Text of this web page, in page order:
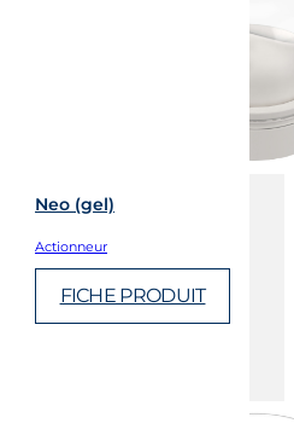
Neo (gel)
Actionneur
FICHE PRODUIT